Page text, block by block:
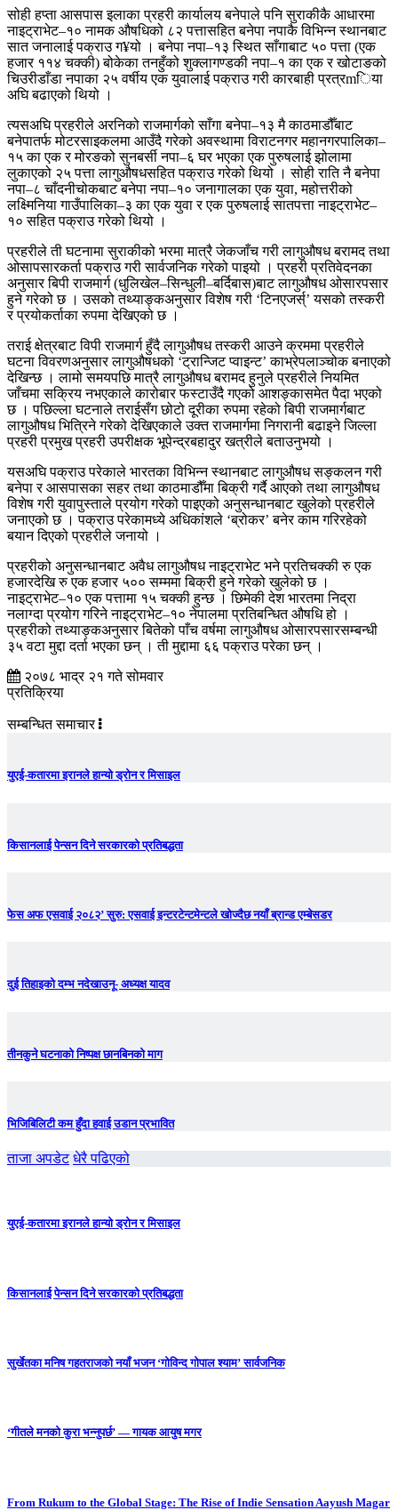
सोही हप्ता आसपास इलाका प्रहरी कार्यालय बनेपाले पनि सुराकीकै आधारमा
नाइट्राभेट–१० नामक औषधिको ८२ पत्तासहित बनेपा नपाकै विभिन्न स्थानबाट
सात जनालाई पक्राउ ग¥यो । बनेपा नपा–१३ स्थित साँगाबाट ५० पत्ता (एक
हजार ११४ चक्की) बोकेका तनहुँको शुक्लागण्डकी नपा–१ का एक र खोटाङको
चिउरीडाँडा नपाका २५ वर्षीय एक युवालाई पक्राउ गरी कारबाही प्रत्रmिया
अघि बढाएको थियो ।
त्यसअघि प्रहरीले अरनिको राजमार्गको साँगा बनेपा–१३ मै काठमाडौँबाट
बनेपातर्फ मोटरसाइकलमा आउँदै गरेको अवस्थामा विराटनगर महानगरपालिका–
१५ का एक र मोरङको सुनबर्सी नपा–६ घर भएका एक पुरुषलाई झोलामा
लुकाएको २५ पत्ता लागुऔषधसहित पक्राउ गरेको थियो । सोही राति नै बनेपा
नपा–८ चाँदनीचोकबाट बनेपा नपा–१० जनागालका एक युवा, महोत्तरीको
लक्ष्मिनिया गाउँपालिका–३ का एक युवा र एक पुरुषलाई सातपत्ता नाइट्राभेट–
१० सहित पक्राउ गरेको थियो ।
प्रहरीले ती घटनामा सुराकीको भरमा मात्रै जेकजाँच गरी लागुऔषध बरामद तथा
ओसापसारकर्ता पक्राउ गरी सार्वजनिक गरेको पाइयो । प्रहरी प्रतिवेदनका
अनुसार बिपी राजमार्ग (धुलिखेल–सिन्धुली–बर्दिबास)बाट लागुऔषध ओसारपसार
हुने गरेको छ । उसको तथ्याङ्कअनुसार विशेष गरी ‘टिनएजर्स्’ यसको तस्करी
र प्रयोकर्ताका रुपमा देखिएको छ ।
तराई क्षेत्रबाट विपी राजमार्ग हुँदै लागुऔषध तस्करी आउने क्रममा प्रहरीले
घटना विवरणअनुसार लागुऔषधको ‘ट्रान्जिट प्वाइन्ट’ काभ्रेपलाञ्चोक बनाएको
देखिन्छ । लामो समयपछि मात्रै लागुऔषध बरामद हुनुले प्रहरीले नियमित
जाँचमा सक्रिय नभएकाले कारोबार फस्टाउँदै गएको आशङ्कासमेत पैदा भएको
छ । पछिल्ला घटनाले तराईसँग छोटो दूरीका रुपमा रहेको बिपी राजमार्गबाट
लागुऔषध भित्रिने गरेको देखिएकाले उक्त राजमार्गमा निगरानी बढाइने जिल्ला
प्रहरी प्रमुख प्रहरी उपरीक्षक भूपेन्द्रबहादुर खत्रीले बताउनुभयो ।
यसअघि पक्राउ परेकाले भारतका विभिन्न स्थानबाट लागुऔषध सङ्कलन गरी
बनेपा र आसपासका सहर तथा काठमाडौँमा बिक्री गर्दै आएको तथा लागुऔषध
विशेष गरी युवापुस्ताले प्रयोग गरेको पाइएको अनुसन्धानबाट खुलेको प्रहरीले
जनाएको छ । पक्राउ परेकामध्ये अधिकांशले ‘ब्रोकर’ बनेर काम गरिरहेको
बयान दिएको प्रहरीले जनायो ।
प्रहरीको अनुसन्धानबाट अवैध लागुऔषध नाइट्राभेट भने प्रतिचक्की रु एक
हजारदेखि रु एक हजार ५०० सम्ममा बिक्री हुने गरेको खुलेको छ ।
नाइट्राभेट–१० एक पत्तामा १५ चक्की हुन्छ । छिमेकी देश भारतमा निद्रा
नलाग्दा प्रयोग गरिने नाइट्राभेट–१० नेपालमा प्रतिबन्धित औषधि हो ।
प्रहरीको तथ्याङ्कअनुसार बितेको पाँच वर्षमा लागुऔषध ओसारपसारसम्बन्धी
३५ वटा मुद्दा दर्ता भएका छन् । ती मुद्दामा ६६ पक्राउ परेका छन् ।
२०७८ भाद्र २१ गते सोमवार
प्रतिक्रिया
सम्बन्धित समाचार
युएई-कतारमा इरानले हान्यो ड्रोन र मिसाइल
किसानलाई पेन्सन दिने सरकारको प्रतिबद्धता
फेस अफ एसवाई २०८२’ सुरु: एसवाई इन्टरटेन्टमेन्टले खोज्दैछ नयाँ ब्रान्ड एम्बेसडर
दुई तिहाइको दम्भ नदेखाउनू- अध्यक्ष यादव
तीनकुने घटनाकाे निष्पक्ष छानबिनकाे माग
भिजिबिलिटी कम हुँदा हवाई उडान प्रभावित
ताजा अपडेट धेरै पढिएको
युएई-कतारमा इरानले हान्यो ड्रोन र मिसाइल
किसानलाई पेन्सन दिने सरकारको प्रतिबद्धता
सुर्खेतका मनिष गहतराजको नयाँ भजन ‘गोविन्द गोपाल श्याम’ सार्वजनिक
‘गीतले मनको कुरा भन्नुपर्छ’ — गायक आयुष मगर
From Rukum to the Global Stage: The Rise of Indie Sensation Aayush Magar